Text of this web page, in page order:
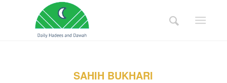
SAHIH BUKHARI